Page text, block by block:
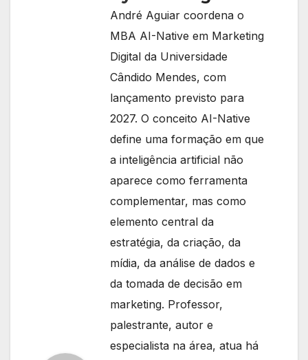
André Aguiar coordena o
MBA AI-Native em Marketing
Digital da Universidade
Cândido Mendes, com
lançamento previsto para
2027. O conceito AI-Native
define uma formação em que
a inteligência artificial não
aparece como ferramenta
complementar, mas como
elemento central da
estratégia, da criação, da
mídia, da análise de dados e
da tomada de decisão em
marketing. Professor,
palestrante, autor e
especialista na área, atua há